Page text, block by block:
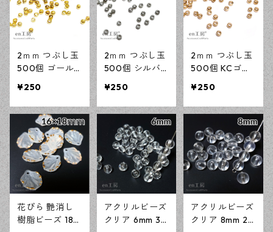
2ｍｍ つぶし玉
500個 ゴール
クセサリーパー
ツ 基礎パーツ
ハンドメイド資
材 【en工房】
¥250
2ｍｍ つぶし玉
500個 シルバ
クセサリーパー
ツ 基礎パーツ
ハンドメイド資
材 【en工房】
¥250
2ｍｍ つぶし玉
500個 KCゴー
アクセサリーパ
ーツ 基礎パー
ツ ハンドメイ
ド資材 【en工
房】
¥250
花びら 艶消し
樹脂ビーズ 18×
アクリルビーズ
クリア 6mm 30
アクリルビーズ
クリア 8mm 20